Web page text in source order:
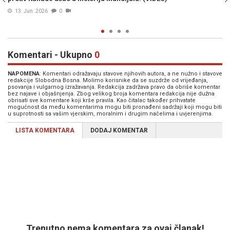
10. Jun. 2026
Komentari - Ukupno 0
NAPOMENA: Komentari odražavaju stavove njihovih autora, a ne nužno i stavove
redakcije Slobodna Bosna. Molimo korisnike da se suzdrže od vrijeđanja,
psovanja i vulgarnog izražavanja. Redakcija zadržava pravo da obriše komentar
bez najave i objašnjenja. Zbog velikog broja komentara redakcija nije dužna
obrisati sve komentare koji krše pravila. Kao čitalac također prihvatate
mogućnost da među komentarima mogu biti pronađeni sadržaji koji mogu biti
u suprotnosti sa vašim vjerskim, moralnim i drugim načelima i uvjerenjima.
LISTA KOMENTARA DODAJ KOMENTAR